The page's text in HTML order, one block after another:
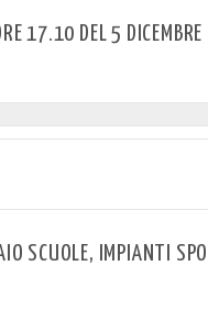
17.10 DEL 5 DICEMBRE
SCUOLE, IMPIANTI